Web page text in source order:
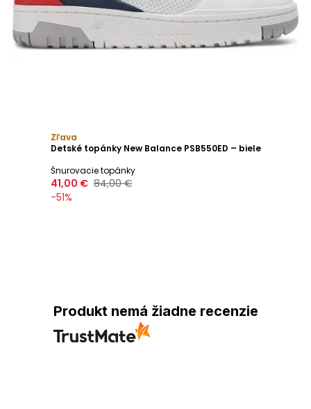
Zľava
Detské topánky New Balance PSB550ED – biele
Šnurovacie topánky
41,00 € 84,00 €
-51%
Produkt nemá žiadne recenzie